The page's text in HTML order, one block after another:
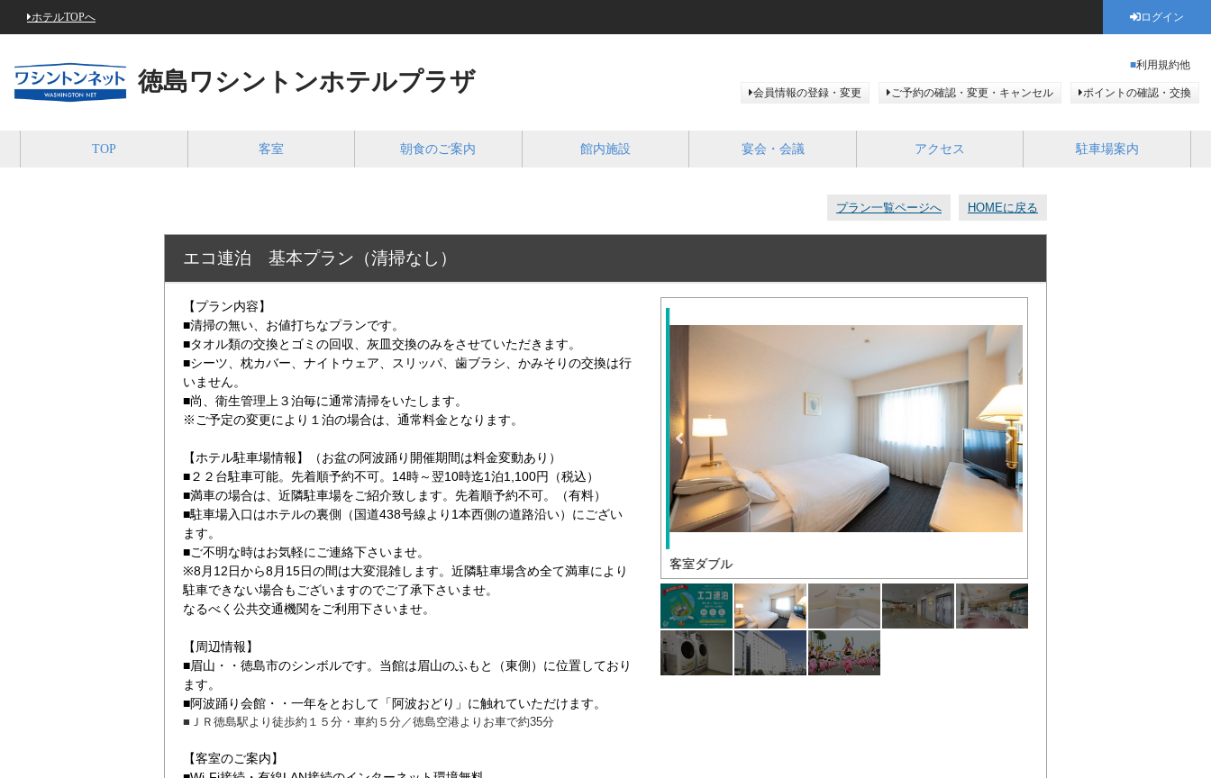
ホテルTOPへ ログイン
徳島ワシントンホテルプラザ
利用規約他
会員情報の登録・変更 ご予約の確認・変更・キャンセル ポイントの確認・交換
TOP 客室 朝食のご案内 館内施設 宴会・会議 アクセス 駐車場案内
プラン一覧ページへ HOMEに戻る
エコ連泊 基本プラン（清掃なし）
【プラン内容】
■清掃の無い、お値打ちなプランです。
■タオル類の交換とゴミの回収、灰皿交換のみをさせていただきます。
■シーツ、枕カバー、ナイトウェア、スリッパ、歯ブラシ、かみそりの交換は行
いません。
■尚、衛生管理上３泊毎に通常清掃をいたします。
※ご予定の変更により１泊の場合は、通常料金となります。
【ホテル駐車場情報】（お盆の阿波踊り開催期間は料金変動あり）
■２２台駐車可能。先着順予約不可。14時～翌10時迄1泊1,100円（税込）
■満車の場合は、近隣駐車場をご紹介致します。先着順予約不可。（有料）
■駐車場入口はホテルの裏側（国道438号線より1本西側の道路沿い）にござい
ます。
■ご不明な時はお気軽にご連絡下さいませ。
※8月12日から8月15日の間は大変混雑します。近隣駐車場含め全て満車により
駐車できない場合もございますのでご了承下さいませ。
なるべく公共交通機関をご利用下さいませ。
【周辺情報】
■眉山・・徳島市のシンボルです。当館は眉山のふもと（東側）に位置しており
ます。
■阿波踊り会館・・一年をとおして「阿波おどり」に触れていただけます。
■ＪＲ徳島駅より徒歩約１５分・車約５分／徳島空港よりお車で約35分
【客室のご案内】
エコ連泊 客室ダブル